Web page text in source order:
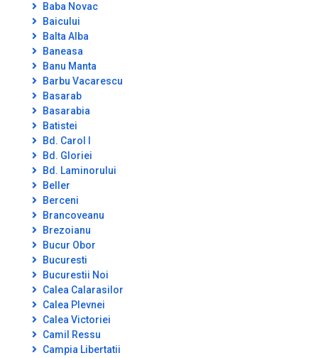
Baba Novac
Baicului
Balta Alba
Baneasa
Banu Manta
Barbu Vacarescu
Basarab
Basarabia
Batistei
Bd. Carol I
Bd. Gloriei
Bd. Laminorului
Beller
Berceni
Brancoveanu
Brezoianu
Bucur Obor
Bucuresti
Bucurestii Noi
Calea Calarasilor
Calea Plevnei
Calea Victoriei
Camil Ressu
Campia Libertatii